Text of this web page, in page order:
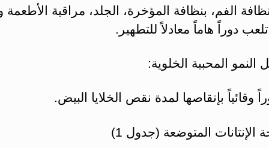
بنظافة الفم، بنظافة المؤخرة، الجلد، مراقبة الأطعمة
تلعب دوراً هاماً معادلاً للتطهير.
وقائياً بإنقاصها لمدة نقص الخلايا البيض.